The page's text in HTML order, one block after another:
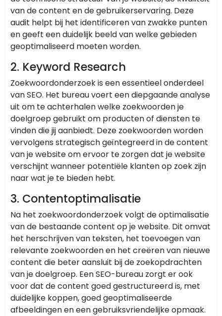
van de content en de gebruikerservaring. Deze
audit helpt bij het identificeren van zwakke punten
en geeft een duidelijk beeld van welke gebieden
geoptimaliseerd moeten worden.
2. Keyword Research
Zoekwoordonderzoek is een essentieel onderdeel
van SEO. Het bureau voert een diepgaande analyse
uit om te achterhalen welke zoekwoorden je
doelgroep gebruikt om producten of diensten te
vinden die jij aanbiedt. Deze zoekwoorden worden
vervolgens strategisch geïntegreerd in de content
van je website om ervoor te zorgen dat je website
verschijnt wanneer potentiële klanten op zoek zijn
naar wat je te bieden hebt.
3. Contentoptimalisatie
Na het zoekwoordonderzoek volgt de optimalisatie
van de bestaande content op je website. Dit omvat
het herschrijven van teksten, het toevoegen van
relevante zoekwoorden en het creëren van nieuwe
content die beter aansluit bij de zoekopdrachten
van je doelgroep. Een SEO-bureau zorgt er ook
voor dat de content goed gestructureerd is, met
duidelijke koppen, goed geoptimaliseerde
afbeeldingen en een gebruiksvriendelijke opmaak.